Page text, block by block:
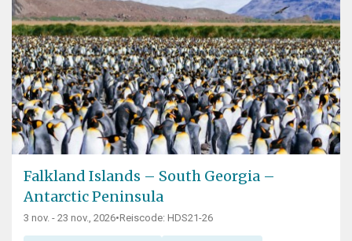
Falkland Islands – South Georgia –
Antarctic Peninsula
3 nov. - 23 nov., 2026•Reiscode: HDS21-26